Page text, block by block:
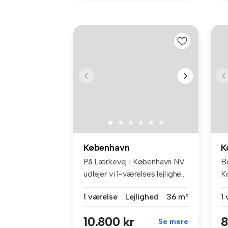
København
På Lærkevej i København NV
udlejer vi 1-værelses lejlighe...
1 værelse Lejlighed 36 m²
10.800 kr Se mere
1